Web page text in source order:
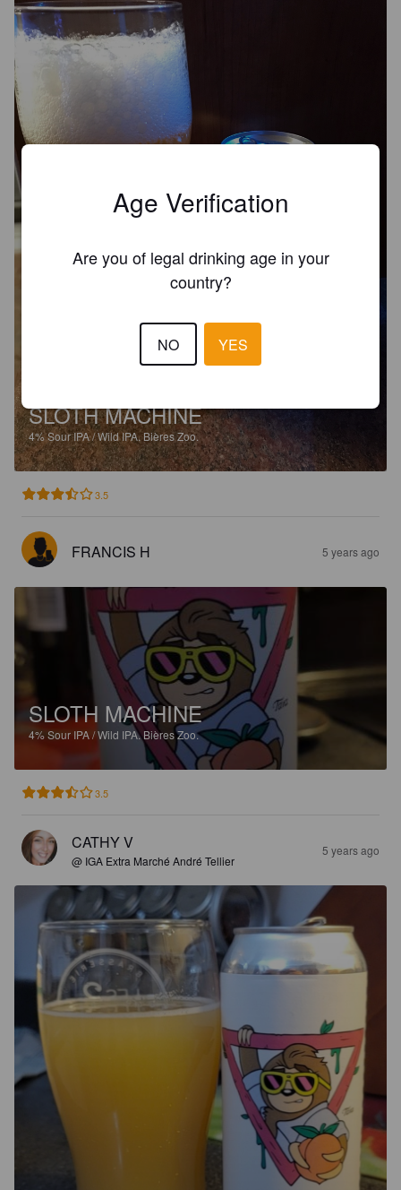
SLOTH MACHINE
4%Sour IPA / Wild IPA.Bières Zoo.
3.5
FRANCIS H 5 years ago
SLOTH MACHINE
4%Sour IPA / Wild IPA.Bières Zoo.
3.5
CATHY V
@ IGA Extra Marché André Tellier
5 years ago
Age Verification
Are you of legal drinking age in your
country?
NO YES